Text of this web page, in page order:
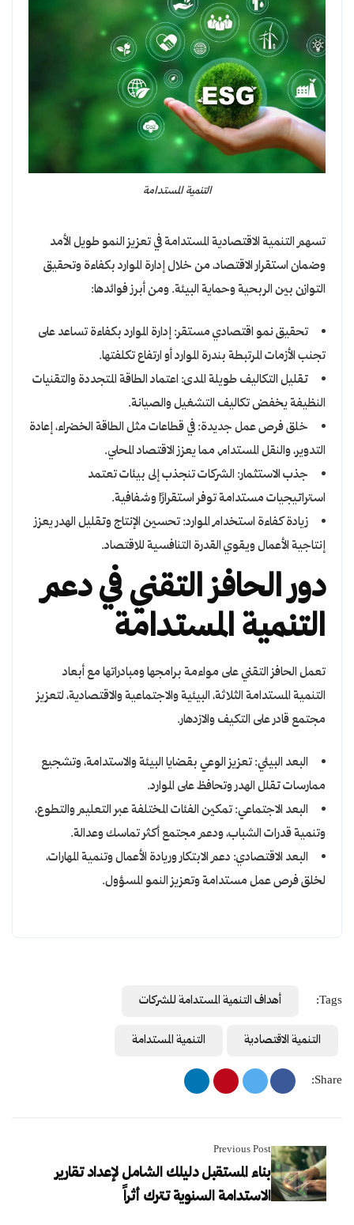
التنمية المستدامة
تسهم التنمية الاقتصادية المستدامة في تعزيز النمو طويل الأمد
وضمان استقرار الاقتصاد، من خلال إدارة الموارد بكفاءة وتحقيق
التوازن بين الربحية وحماية البيئة. ومن أبرز فوائدها:
تحقيق نمو اقتصادي مستقر: إدارة الموارد بكفاءة تساعد على
تجنب الأزمات المرتبطة بندرة الموارد أو ارتفاع تكلفتها.
تقليل التكاليف طويلة المدى: اعتماد الطاقة المتجددة والتقنيات
النظيفة يخفض تكاليف التشغيل والصيانة.
خلق فرص عمل جديدة: في قطاعات مثل الطاقة الخضراء، إعادة
التدوير، والنقل المستدام، مما يعزز الاقتصاد المحلي.
جذب الاستثمار: الشركات تنجذب إلى بيئات تعتمد
استراتيجيات مستدامة توفر استقرارًا وشفافية.
زيادة كفاءة استخدام الموارد: تحسين الإنتاج وتقليل الهدر يعزز
إنتاجية الأعمال ويقوي القدرة التنافسية للاقتصاد.
دور الحافز التقني في دعم
التنمية المستدامة
تعمل الحافز التقني على مواءمة برامجها ومبادراتها مع أبعاد
التنمية المستدامة الثلاثة، البيئية والاجتماعية والاقتصادية، لتعزيز
مجتمع قادر على التكيف والازدهار.
البعد البيئي: تعزيز الوعي بقضايا البيئة والاستدامة، وتشجيع
ممارسات تقلل الهدر وتحافظ على الموارد.
البعد الاجتماعي: تمكين الفئات المختلفة عبر التعليم والتطوع،
وتنمية قدرات الشباب، ودعم مجتمع أكثر تماسك وعدالة.
البعد الاقتصادي: دعم الابتكار وريادة الأعمال وتنمية المهارات،
لخلق فرص عمل مستدامة وتعزيز النمو المسؤول.
Tags: أهداف التنمية المستدامة للشركات
التنمية الاقتصادية التنمية المستدامة
Share:
Previous Post
بناء المستقبل دليلك الشامل لإعداد تقارير
الاستدامة السنوية تترك أثراً